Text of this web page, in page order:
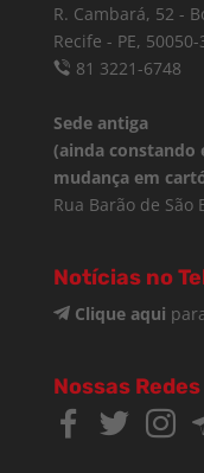
R. Cambará, 52 -
Recife - PE, 50050-
81 3221-6748
Sede antiga
(ainda constando
mudança em
Rua Barão de São
Notícias no
Clique aqui
Nossas